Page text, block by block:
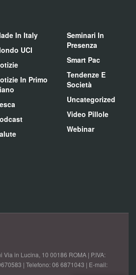
In Italy
UCI
In Primo
Seminari In
Presenza
Smart Pac
Tendenze E
Società
Uncategorized
Video Pillole
Webinar
in Lucina, 10 00186 ROMA | P.IVA:
| Telefono: 06 6871043 | E-mail: